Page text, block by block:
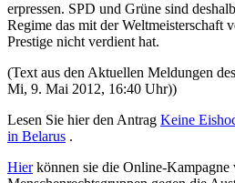
erpressen. SPD und Grüne sind
Regime das mit der Weltmeisterschaft
Prestige nicht verdient hat.
(Text aus den Aktuellen Meldungen
Mi, 9. Mai 2012, 16:40 Uhr))
Lesen Sie hier den Antrag Keine
in Belarus .
Hierkönnen sie die Online-Kampagne